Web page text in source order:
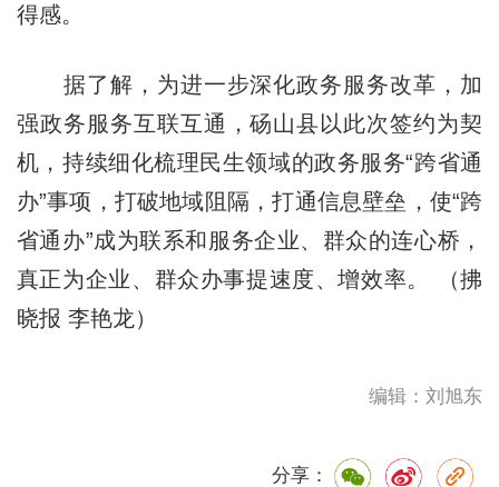
得感。
据了解，为进一步深化政务服务改革，加
强政务服务互联互通，砀山县以此次签约为契
机，持续细化梳理民生领域的政务服务“跨省通
办”事项，打破地域阻隔，打通信息壁垒，使“跨
省通办”成为联系和服务企业、群众的连心桥，
真正为企业、群众办事提速度、增效率。 （拂
晓报 李艳龙）
编辑：刘旭东
分享：